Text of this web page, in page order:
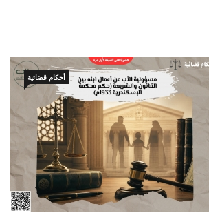
أحكام قضائية